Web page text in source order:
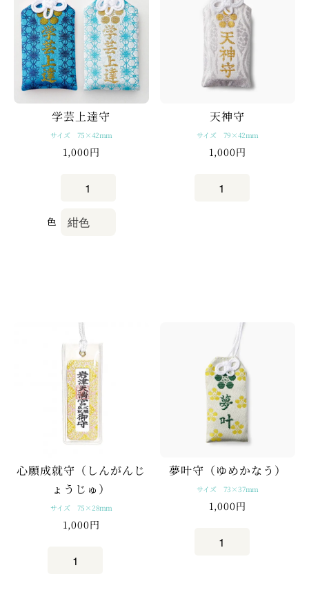
学芸上達守
サイズ 75×42mm
1,000円
色
天神守
サイズ 79×42mm
1,000円
心願成就守（しんがんじ
ょうじゅ）
サイズ 75×28mm
1,000円
夢叶守（ゆめかなう）
サイズ 73×37mm
1,000円